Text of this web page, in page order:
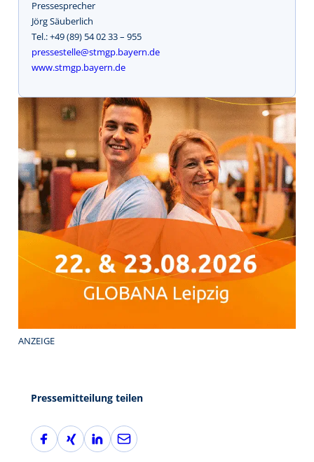
Pressesprecher
Jörg Säuberlich
Tel.: +49 (89) 54 02 33 – 955
pressestelle@stmgp.bayern.de
www.stmgp.bayern.de
ANZEIGE
Pressemitteilung teilen
F
a
X
i
L
i
E
-